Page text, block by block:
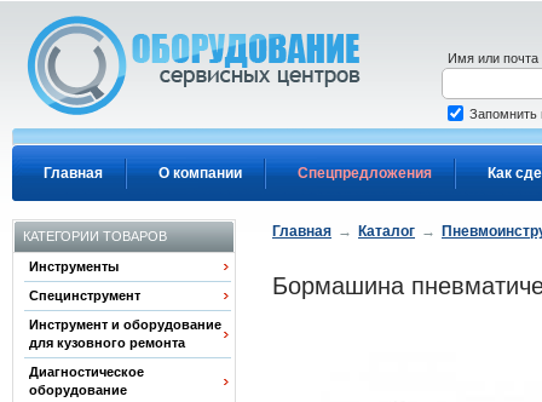
Главная О компании Спецпредложения Как
Имя или почта
Запомнить
КАТЕГОРИИ ТОВАРОВ
Инструменты
Специнструмент
Инструмент и оборудование
для кузовного ремонта
Диагностическое
оборудование
Главная → Каталог →
Бормашина